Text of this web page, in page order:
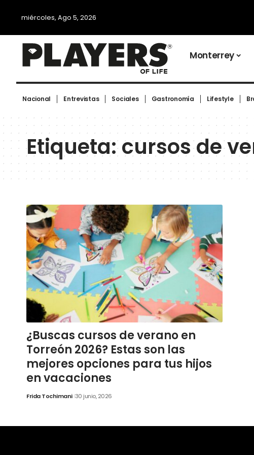
miércoles, Ago 5, 2026
Monterrey
Nacional Entrevistas Sociales Gastronomía Lifestyle
Etiqueta:cursos de
¿Buscas cursos de verano en
Torreón 2026? Estas son las
mejores opciones para tus hijos
en vacaciones
Frida Tochimani 30 junio, 2026